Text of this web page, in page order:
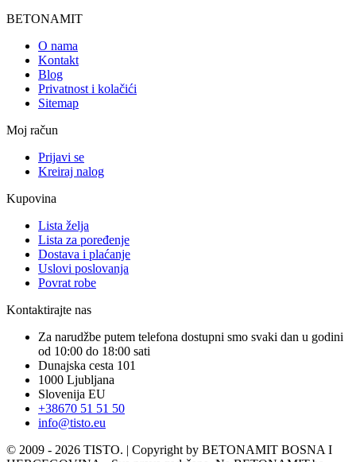
BETONAMIT
O nama
Kontakt
Blog
Privatnost i kolačići
Sitemap
Moj račun
Prijavi se
Kreiraj nalog
Kupovina
Lista želja
Lista za poređenje
Dostava i plaćanje
Uslovi poslovanja
Povrat robe
Kontaktirajte nas
Za narudžbe putem telefona dostupni smo svaki dan u godini
od 10:00 do 18:00 sati
Dunajska cesta 101
1000 Ljubljana
Slovenija EU
+38670 51 51 50
info@tisto.eu
© 2009 - 2026 TISTO. | Copyright by BETONAMIT BOSNA I